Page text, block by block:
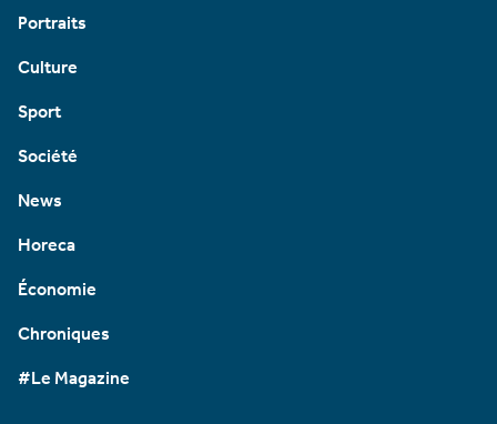
Portraits
Culture
Sport
Société
News
Horeca
Économie
Chroniques
#Le Magazine